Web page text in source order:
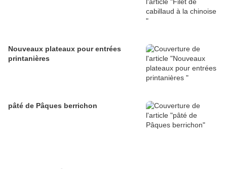
Nouveaux plateaux pour entrées
printanières
pâté de Pâques berrichon